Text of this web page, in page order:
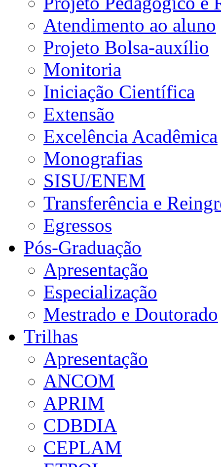
Atendimento ao aluno
Projeto Bolsa-auxílio
Monitoria
Iniciação Científica
Extensão
Excelência Acadêmica
Monografias
SISU/ENEM
Transferência e
Egressos
Pós-Graduação
Apresentação
Especialização
Mestrado e Doutorado
Trilhas
Apresentação
ANCOM
APRIM
CDBDIA
CEPLAM